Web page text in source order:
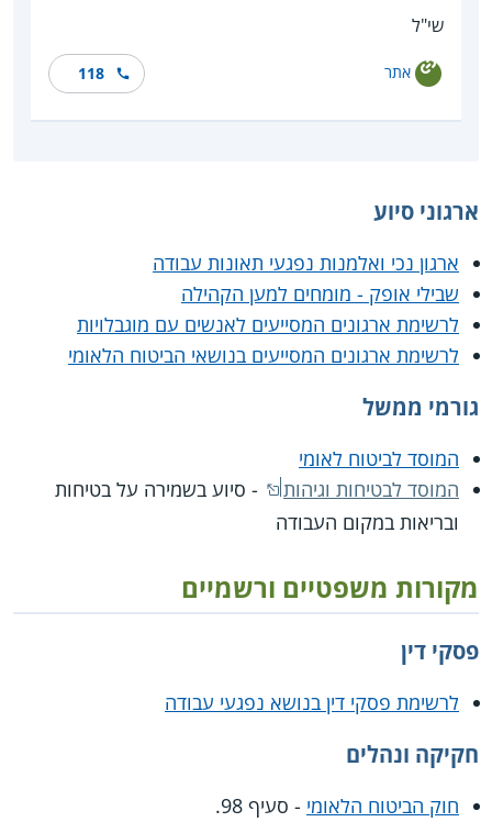
שי"ל
אתר 118
ארגוני סיוע
ארגון נכי ואלמנות נפגעי תאונות עבודה
שבילי אופק - מומחים למען הקהילה
לרשימת ארגונים המסייעים לאנשים עם מוגבלויות
לרשימת ארגונים המסייעים בנושאי הביטוח הלאומי
גורמי ממשל
המוסד לביטוח לאומי
המוסד לבטיחות וגיהות
- סיוע בשמירה על בטיחות
ובריאות במקום העבודה
מקורות משפטיים ורשמיים
פסקי דין
לרשימת פסקי דין בנושא נפגעי עבודה
חקיקה ונהלים
חוק הביטוח הלאומי - סעיף 98.